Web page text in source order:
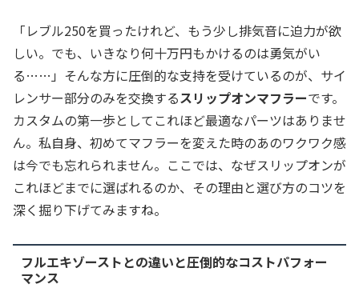
「レブル250を買ったけれど、もう少し排気音に迫力が欲
しい。でも、いきなり何十万円もかけるのは勇気がい
る……」そんな方に圧倒的な支持を受けているのが、サイ
レンサー部分のみを交換するスリップオンマフラーです。
カスタムの第一歩としてこれほど最適なパーツはありませ
ん。私自身、初めてマフラーを変えた時のあのワクワク感
は今でも忘れられません。ここでは、なぜスリップオンが
これほどまでに選ばれるのか、その理由と選び方のコツを
深く掘り下げてみますね。
フルエキゾーストとの違いと圧倒的なコストパフォー
マンス